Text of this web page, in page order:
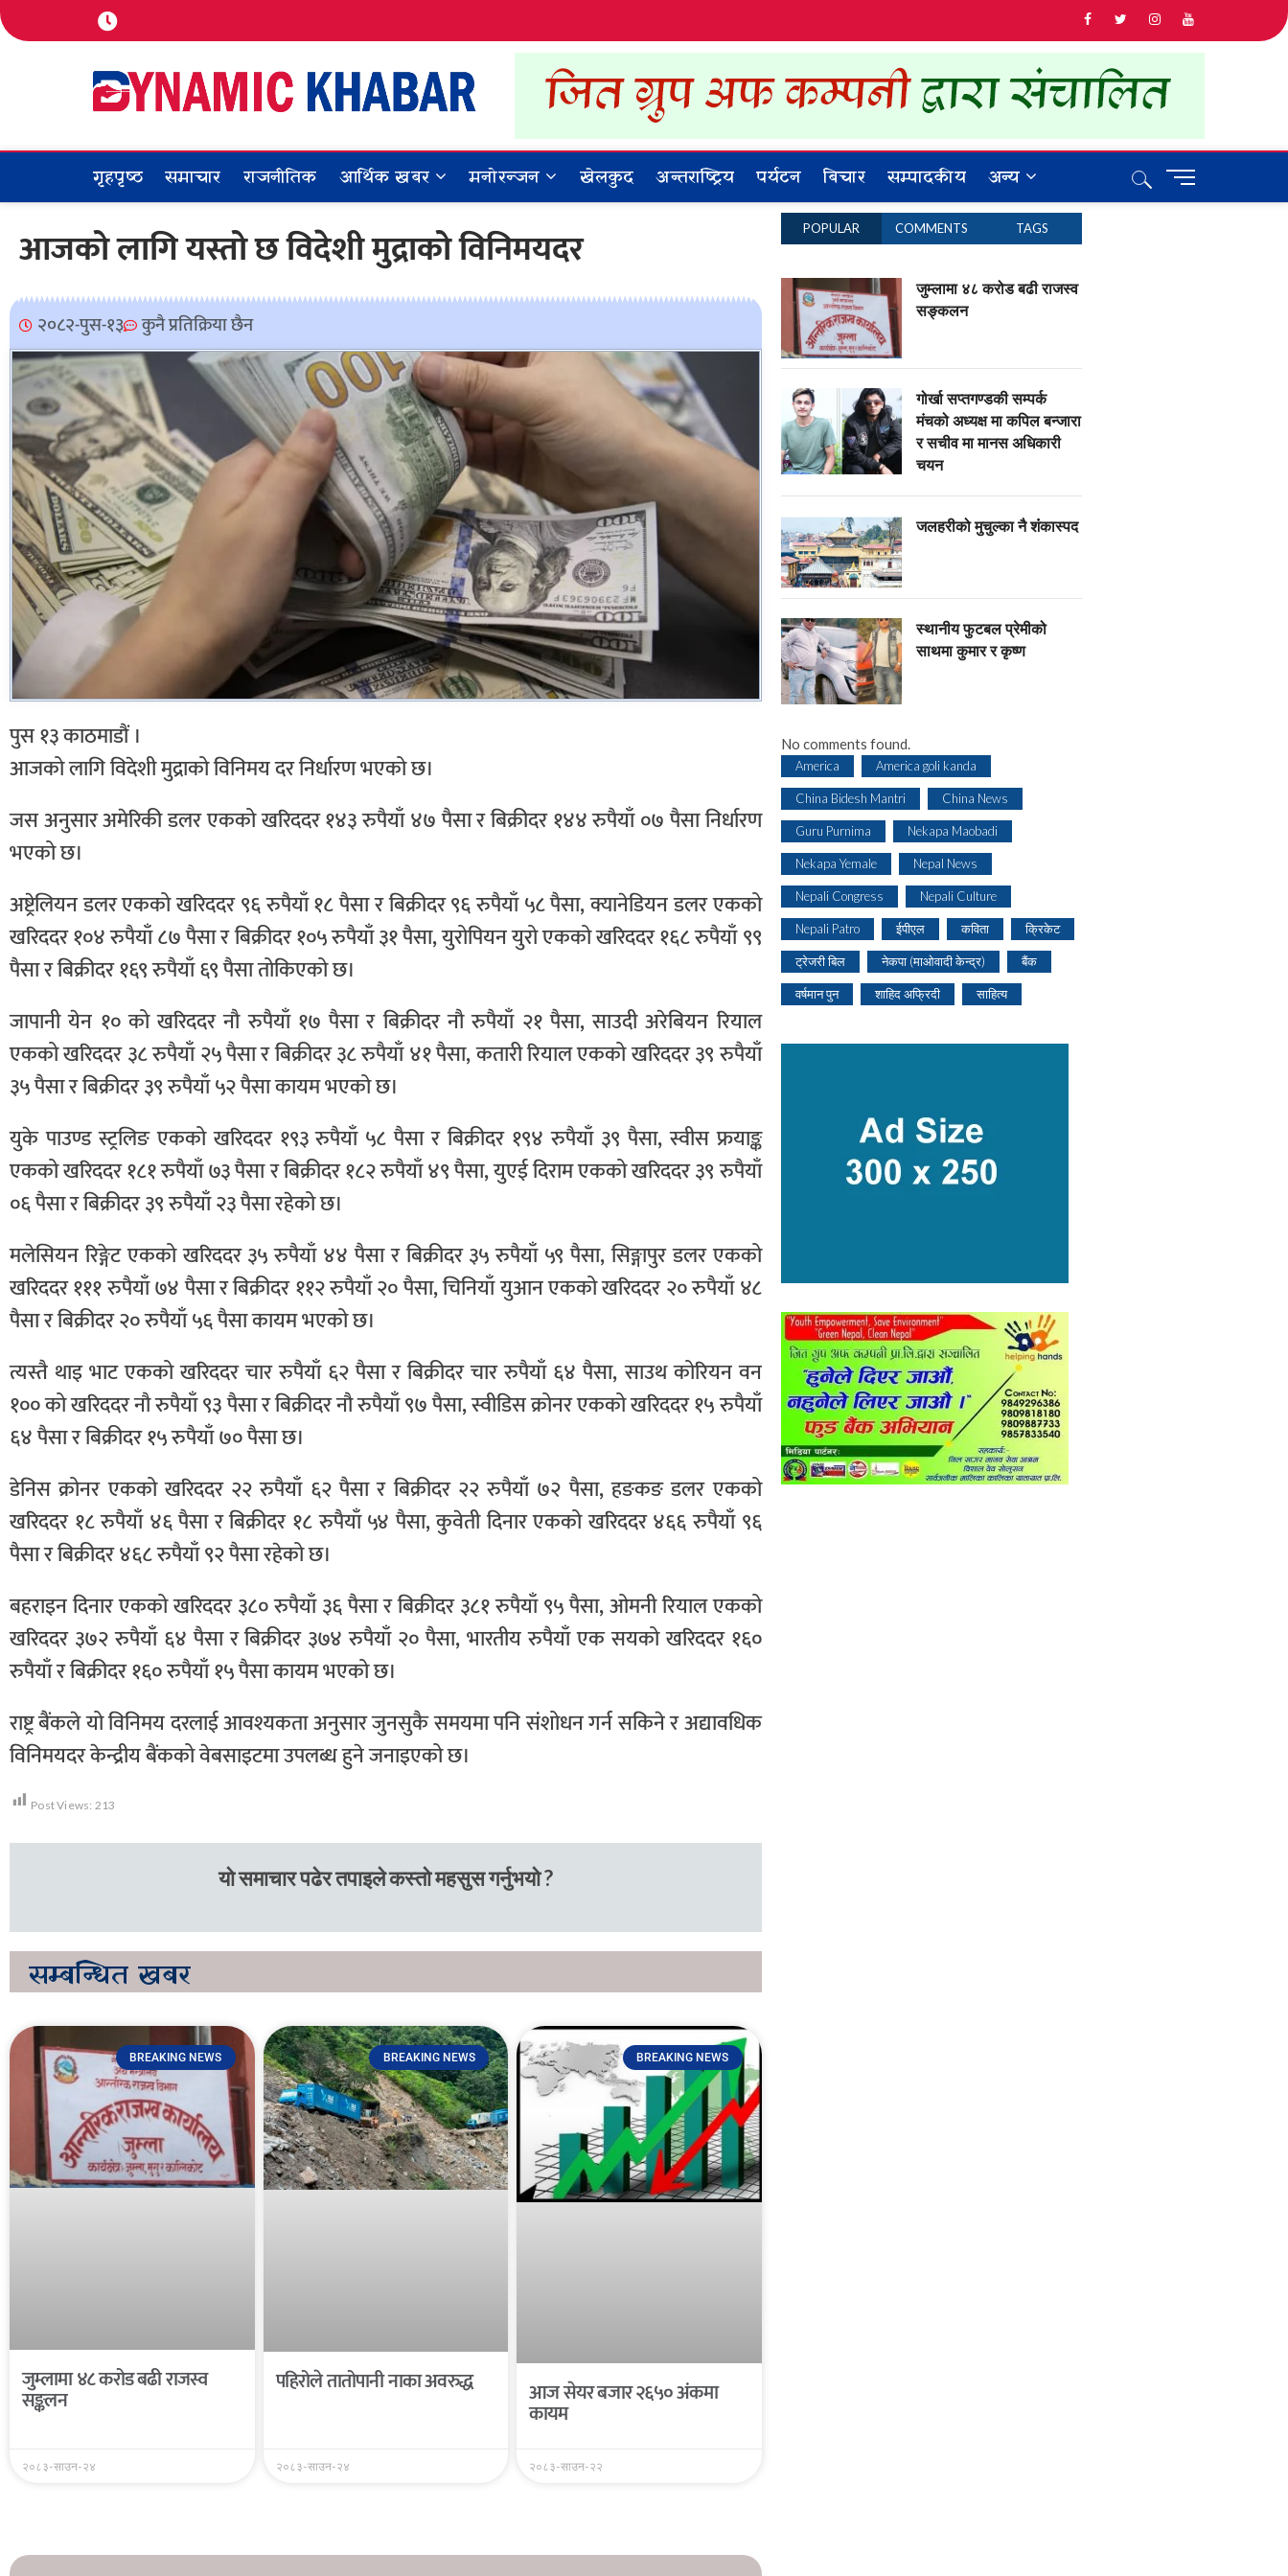
Dynamic Khabar
ALL NEWS IN NEPAL
गृहपृष्ठ समाचार राजनीतिक आर्थिक खबर मनोरन्जन खेलकुद अन्तराष्ट्रिय पर्यटन बिचार सम्पादकीय अन्य
M
आजको लागि यस्तो छ विदेशी मुद्राको विनिमयदर
२०८२-पुस-१३ कुनै प्रतिक्रिया छैन
पुस १३ काठमाडौं ।
आजको लागि विदेशी मुद्राको विनिमय दर निर्धारण भएको छ।
जस अनुसार अमेरिकी डलर एकको खरिददर १४३ रुपैयाँ ४७ पैसा र बिक्रीदर १४४ रुपैयाँ ०७ पैसा निर्धारण
भएको छ।
अष्ट्रेलियन डलर एकको खरिददर ९६ रुपैयाँ १८ पैसा र बिक्रीदर ९६ रुपैयाँ ५८ पैसा, क्यानेडियन डलर एकको
खरिददर १०४ रुपैयाँ ८७ पैसा र बिक्रीदर १०५ रुपैयाँ ३१ पैसा, युरोपियन युरो एकको खरिददर १६८ रुपैयाँ ९९
पैसा र बिक्रीदर १६९ रुपैयाँ ६९ पैसा तोकिएको छ।
जापानी येन १० को खरिददर नौ रुपैयाँ १७ पैसा र बिक्रीदर नौ रुपैयाँ २१ पैसा, साउदी अरेबियन रियाल
एकको खरिददर ३८ रुपैयाँ २५ पैसा र बिक्रीदर ३८ रुपैयाँ ४१ पैसा, कतारी रियाल एकको खरिददर ३९ रुपैयाँ
३५ पैसा र बिक्रीदर ३९ रुपैयाँ ५२ पैसा कायम भएको छ।
युके पाउण्ड स्ट्रलिङ एकको खरिददर १९३ रुपैयाँ ५८ पैसा र बिक्रीदर १९४ रुपैयाँ ३९ पैसा, स्वीस फ्रयाङ्क
एकको खरिददर १८१ रुपैयाँ ७३ पैसा र बिक्रीदर १८२ रुपैयाँ ४९ पैसा, युएई दिराम एकको खरिददर ३९ रुपैयाँ
०६ पैसा र बिक्रीदर ३९ रुपैयाँ २३ पैसा रहेको छ।
मलेसियन रिङ्गेट एकको खरिददर ३५ रुपैयाँ ४४ पैसा र बिक्रीदर ३५ रुपैयाँ ५९ पैसा, सिङ्गापुर डलर एकको
खरिददर १११ रुपैयाँ ७४ पैसा र बिक्रीदर ११२ रुपैयाँ २० पैसा, चिनियाँ युआन एकको खरिददर २० रुपैयाँ ४८
पैसा र बिक्रीदर २० रुपैयाँ ५६ पैसा कायम भएको छ।
त्यस्तै थाइ भाट एकको खरिददर चार रुपैयाँ ६२ पैसा र बिक्रीदर चार रुपैयाँ ६४ पैसा, साउथ कोरियन वन
१०० को खरिददर नौ रुपैयाँ ९३ पैसा र बिक्रीदर नौ रुपैयाँ ९७ पैसा, स्वीडिस क्रोनर एकको खरिददर १५ रुपैयाँ
६४ पैसा र बिक्रीदर १५ रुपैयाँ ७० पैसा छ।
डेनिस क्रोनर एकको खरिददर २२ रुपैयाँ ६२ पैसा र बिक्रीदर २२ रुपैयाँ ७२ पैसा, हङकङ डलर एकको
खरिददर १८ रुपैयाँ ४६ पैसा र बिक्रीदर १८ रुपैयाँ ५४ पैसा, कुवेती दिनार एकको खरिददर ४६६ रुपैयाँ ९६
पैसा र बिक्रीदर ४६८ रुपैयाँ ९२ पैसा रहेको छ।
बहराइन दिनार एकको खरिददर ३८० रुपैयाँ ३६ पैसा र बिक्रीदर ३८१ रुपैयाँ ९५ पैसा, ओमनी रियाल एकको
खरिददर ३७२ रुपैयाँ ६४ पैसा र बिक्रीदर ३७४ रुपैयाँ २० पैसा, भारतीय रुपैयाँ एक सयको खरिददर १६०
रुपैयाँ र बिक्रीदर १६० रुपैयाँ १५ पैसा कायम भएको छ।
राष्ट्र बैंकले यो विनिमय दरलाई आवश्यकता अनुसार जुनसुकै समयमा पनि संशोधन गर्न सकिने र अद्यावधिक
विनिमयदर केन्द्रीय बैंकको वेबसाइटमा उपलब्ध हुने जनाइएको छ।
Post Views: 213
यो समाचार पढेर तपाइले कस्तो महसुस गर्नुभयो ?
सम्बन्धित खबर
BREAKING NEWS
जुम्लामा ४८ करोड बढी राजस्व
सङ्कलन
२०८३-साउन-२४
BREAKING NEWS
पहिरोले तातोपानी नाका अवरुद्ध
२०८३-साउन-२४
BREAKING NEWS
आज सेयर बजार २६५० अंकमा
कायम
२०८३-साउन-२२
POPULAR COMMENTS TAGS
जुम्लामा ४८ करोड बढी राजस्व
सङ्कलन
गोर्खा सप्तगण्डकी सम्पर्क
मंचको अध्यक्ष मा कपिल बन्जारा
र सचीव मा मानस अधिकारी
चयन
जलहरीको मुचुल्का नै शंंकास्पद
स्थानीय फुटबल प्रेमीको
साथमा कुमार र कृष्ण
No comments found.
America America goli kanda
China Bidesh Mantri China News
Guru Purnima Nekapa Maobadi
Nekapa Yemale Nepal News
Nepali Congress Nepali Culture
Nepali Patro ईपीएल कविता क्रिकेट
ट्रेजरी बिल नेकपा (माओवादी केन्द्र) बैंक
वर्षमान पुन शाहिद अफ्रिदी साहित्य